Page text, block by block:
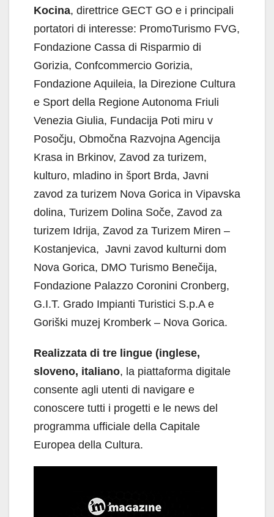
Kocina, direttrice GECT GO e i principali
portatori di interesse: PromoTurismo FVG,
Fondazione Cassa di Risparmio di
Gorizia, Confcommercio Gorizia,
Fondazione Aquileia, la Direzione Cultura
e Sport della Regione Autonoma Friuli
Venezia Giulia, Fundacija Poti miru v
Posočju, Območna Razvojna Agencija
Krasa in Brkinov, Zavod za turizem,
kulturo, mladino in šport Brda, Javni
zavod za turizem Nova Gorica in Vipavska
dolina, Turizem Dolina Soče, Zavod za
turizem Idrija, Zavod za Turizem Miren –
Kostanjevica, Javni zavod kulturni dom
Nova Gorica, DMO Turismo Benečija,
Fondazione Palazzo Coronini Cronberg,
G.I.T. Grado Impianti Turistici S.p.A e
Goriški muzej Kromberk – Nova Gorica.
Realizzata di tre lingue (inglese,
sloveno, italiano, la piattaforma digitale
consente agli utenti di navigare e
conoscere tutti i progetti e le news del
programma ufficiale della Capitale
Europea della Cultura.